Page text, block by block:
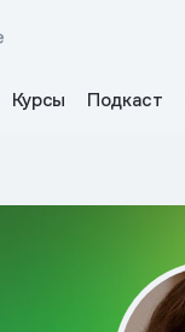
Курсы Подкаст